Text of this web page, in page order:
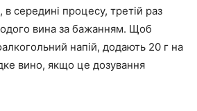
в середині процесу, третій раз
вина за бажанням. Щоб
напій, додають 20 г на
вино, якщо це дозування